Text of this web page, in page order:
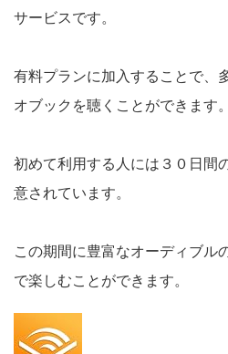
サービスです。
有料プランに加入することで、
オブックを聴くことができます。
初めて利用する人には３０日間
意されています。
この期間に豊富なオーディブル
で楽しむことができます。